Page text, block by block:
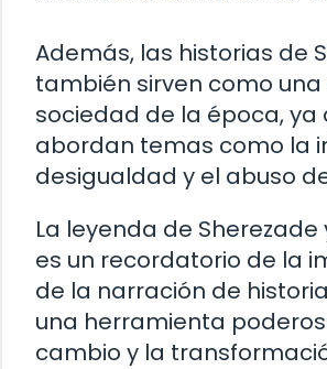
Además, las historias de
también sirven como
sociedad de la época, ya
abordan temas como la
desigualdad y el abuso
La leyenda de Sherezade
es un recordatorio de la
de la narración de
una herramienta
cambio y la